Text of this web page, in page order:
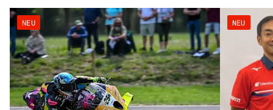
NEU NEU